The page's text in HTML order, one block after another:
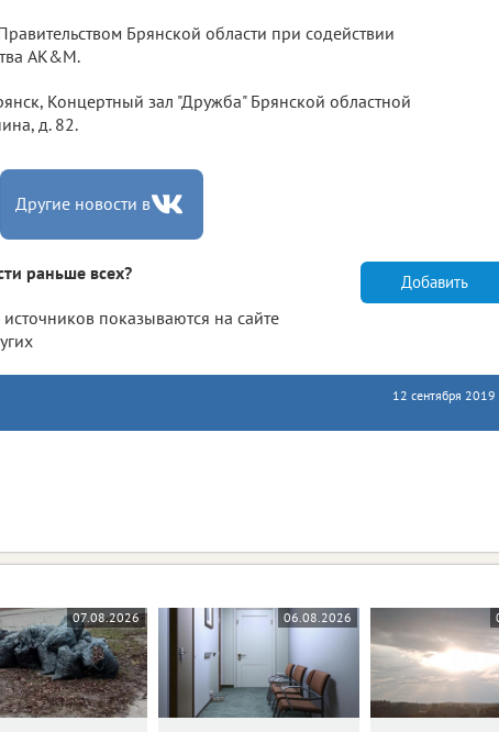
Брянской области при содействии
AK&M.
Концертный зал "Дружба" Брянской областной
д. 82.
Другие новости в
раньше всех?
показываются на сайте
Добавить
12 сентября 2019
07.08.2026 06.08.2026